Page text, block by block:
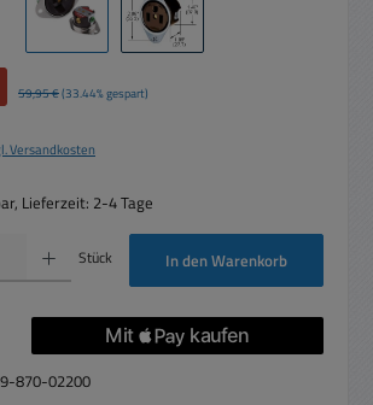
Regulärer Preis:
59,95 €(33.44% gespart)
Versandkosten
Lieferzeit: 2-4 Tage
gewünschten Wert ein oder benutze die Schaltflächen um
Stück In den Warenkorb
870-02200